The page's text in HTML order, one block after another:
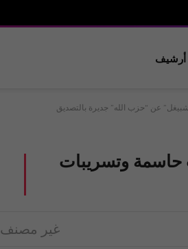
أرشيف
عن “حزب الله” جديرة بالتصديق
حاسمة وتسريبات
غير مصنف